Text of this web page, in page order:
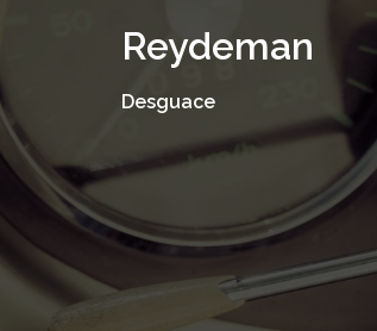
contenido
Reydeman
Desguace